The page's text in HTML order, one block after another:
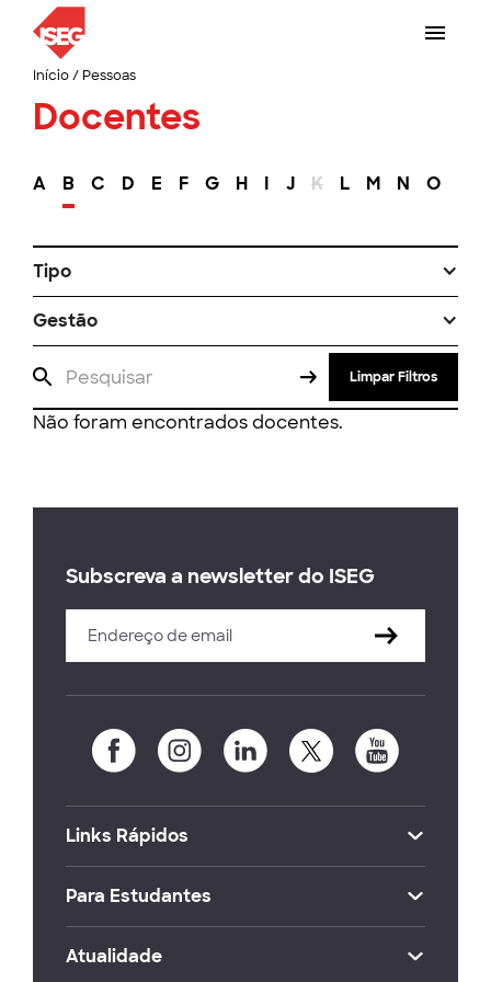
Início/ Pessoas
Docentes
A B C D E F G H I J K L M N O
Tipo
Gestão
Limpar Filtros
Não foram encontrados docentes.
Subscreva a newsletter do ISEG
Links Rápidos
Para Estudantes
Atualidade